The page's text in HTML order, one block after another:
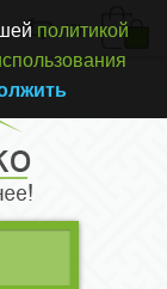
(0)
политикой